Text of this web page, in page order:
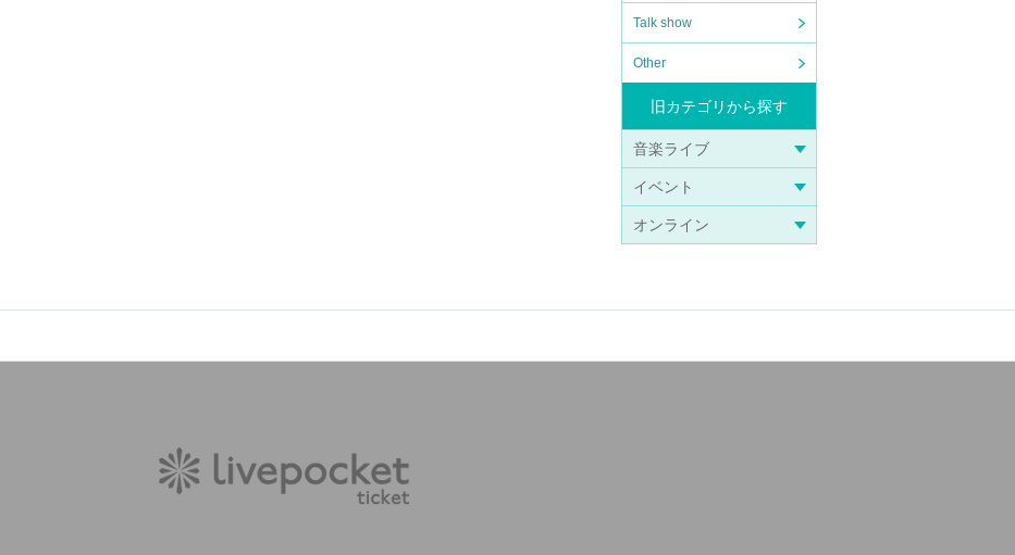
Talk show
Other
旧カテゴリから探す
音楽ライブ
イベント
オンライン